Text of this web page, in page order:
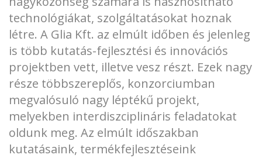
technológiákat, szolgáltatásokat hoznak
létre. A Glia Kft. az elmúlt időben és jelenleg
is több kutatás-fejlesztési és innovációs
projektben vett, illetve vesz részt. Ezek nagy
része többszereplős, konzorciumban
megvalósuló nagy léptékű projekt,
melyekben interdiszciplináris feladatokat
oldunk meg. Az elmúlt időszakban
kutatásaink, termékfejlesztéseink